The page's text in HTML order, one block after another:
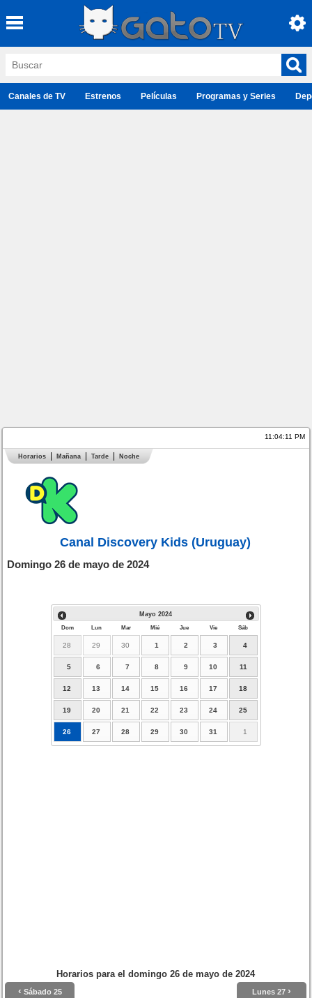
Canales de TV Estrenos Películas Programas y Series
11:04:12 PM
Horarios Mañana Tarde Noche
Canal Discovery Kids (Uruguay)
Domingo 26 de mayo de 2024
Mayo 2024
Dom Lun Mar Mié Jue Vie Sáb
28 29 30 1 2 3 4
5 6 7 8 9 10 11
12 13 14 15 16 17 18
19 20 21 22 23 24 25
26 27 28 29 30 31 1
Horarios para eldomingo 26 de mayo de 2024
‹ Sábado 25 Lunes 27 ›